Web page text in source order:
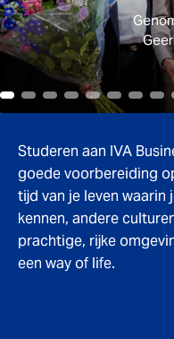
Studeren aan IVA
goede voorbereiding
tijd van je leven waarin
kennen, andere
prachtige, rijke
een way of life.